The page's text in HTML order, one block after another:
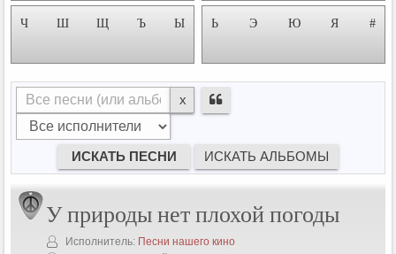
Ч Ш Щ Ъ Ы Ь Э Ю Я #
x
У природы нет плохой погоды
Исполнитель: Песни нашего кино